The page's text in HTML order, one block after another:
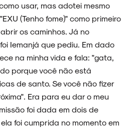
usar, mas adotei mesmo
(Tenho fome)" como primeiro
os caminhos. Já no
Iemanjá que pediu. Em dado
na minha vida e fala: "gata,
porque você não está
de santo. Se você não fizer
Era para eu dar o meu
foi dada em dois de
foi cumprida no momento em